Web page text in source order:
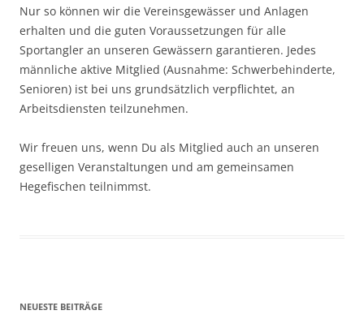
Nur so können wir die Vereinsgewässer und Anlagen
erhalten und die guten Voraussetzungen für alle
Sportangler an unseren Gewässern garantieren. Jedes
männliche aktive Mitglied (Ausnahme: Schwerbehinderte,
Senioren) ist bei uns grundsätzlich verpflichtet, an
Arbeitsdiensten teilzunehmen.
Wir freuen uns, wenn Du als Mitglied auch an unseren
geselligen Veranstaltungen und am gemeinsamen
Hegefischen teilnimmst.
NEUESTE BEITRÄGE